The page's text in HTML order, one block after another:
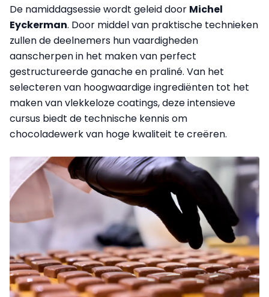
De namiddagsessie wordt geleid door Michel
Eyckerman. Door middel van praktische technieken
zullen de deelnemers hun vaardigheden
aanscherpen in het maken van perfect
gestructureerde ganache en praliné. Van het
selecteren van hoogwaardige ingrediënten tot het
maken van vlekkeloze coatings, deze intensieve
cursus biedt de technische kennis om
chocoladewerk van hoge kwaliteit te creëren.